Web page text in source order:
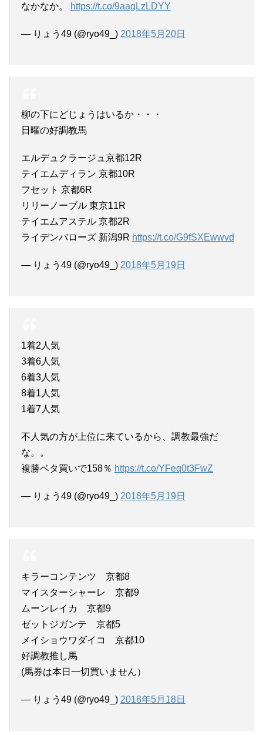
なかなか。
https://t.co/9aagLzLDYY
— りょう49 (@ryo49_) 2018年5月20日
柳の下にどじょうはいるか・・・
日曜の好調教馬
エルデュクラージュ京都12R
テイエムディラン 京都10R
フセット 京都6R
リリーノーブル 東京11R
テイエムアステル 京都2R
ライデンバローズ 新潟9R https://t.co/G9fSXEwwvd
— りょう49 (@ryo49_) 2018年5月19日
1着2人気
3着6人気
6着3人気
8着1人気
1着7人気
不人気の方が上位に来ているから、調教最強だ
な。。
複勝ベタ買いで158％ https://t.co/YFeq0t3FwZ
— りょう49 (@ryo49_) 2018年5月19日
キラーコンテンツ 京都8
マイスターシャーレ 京都9
ムーンレイカ 京都9
ゼットジガンテ 京都5
メイショウワダイコ 京都10
好調教推し馬
(馬券は本日一切買いません）
— りょう49 (@ryo49_) 2018年5月18日